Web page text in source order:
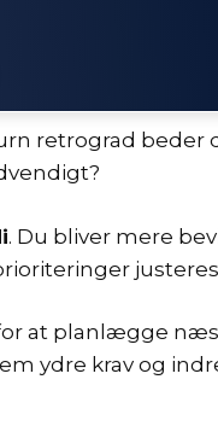
retrograd beder
. Du bliver mere
at planlægge
ydre krav og